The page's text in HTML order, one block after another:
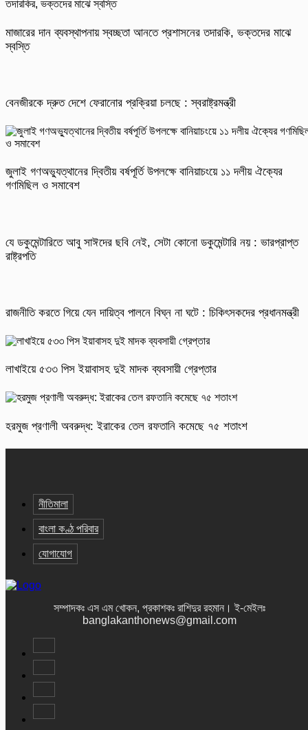
মাজারের দান ব্যবস্থাপনায় স্বচ্ছতা আনতে প্রশাসনের তদারকি, ভক্তদের মাঝে
স্বস্তি
বেনজীরকে দ্রুত দেশে ফেরানোর প্রক্রিয়া চলছে : স্বরাষ্ট্রমন্ত্রী
জুলাই গণঅভ্যুত্থানের দ্বিতীয় বর্ষপূর্তি উপলক্ষে বানিয়াচংয়ে ১১ দলীয় ঐক্যের
গণমিছিল ও সমাবেশ
যে ডকুমেন্টারিতে আবু সাঈদের ছবি নেই, সেটা কোনো ডকুমেন্টারি নয় : ভারপ্রাপ্ত
রাষ্ট্রপতি
রাজনীতি করতে গিয়ে যেন দায়িত্ব পালনে বিঘ্ন না ঘটে : চিকিৎসকদের প্রধানমন্ত্রী
লাখাইয়ে ৫৩৩ পিস ইয়াবাসহ দুই মাদক ব্যবসায়ী গ্রেপ্তার
হরমুজ প্রণালী অবরুদ্ধ: ইরাকের তেল রফতানি কমেছে ৭৫ শতাংশ
নীতিমালা
বাংলা কণ্ঠ পরিবার
যোগাযোগ
সম্পাদকঃ এস এম খোকন, প্রকাশকঃ রাশিদুর রহমান । ই-মেইলঃ
banglakanthonews@gmail.com